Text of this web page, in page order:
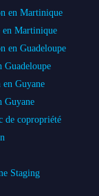
en Martinique
en Martinique
en Guadeloupe
Guadeloupe
Guyane
Guyane
de copropriété
Staging